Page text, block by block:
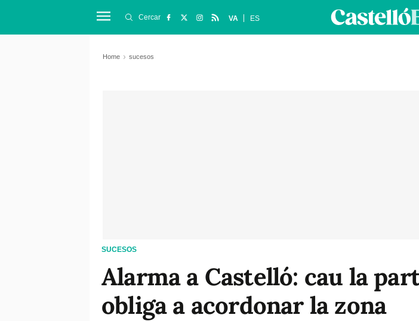
Cercar VA ES
Home sucesos
SUCESOS
Alarma a Castelló: cau la
obliga a acordonar la zona